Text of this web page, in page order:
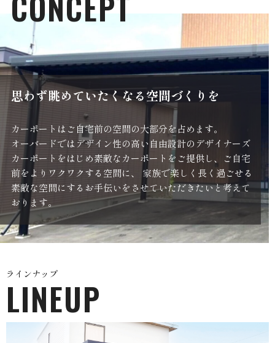
思わず眺めていたくなる空間づくりを
カーポートはご自宅前の空間の大部分を占めます。
オーバードではデザイン性の高い自由設計のデザイナーズ
カーポートをはじめ素敵なカーポートをご提供し、ご自宅
前をよりワクワクする空間に、 家族で楽しく長く過ごせる
素敵な空間にするお手伝いをさせていただきたいと考えて
おります。
ラインナップ
LINEUP